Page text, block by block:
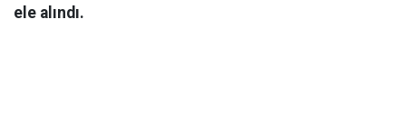
ele alındı.